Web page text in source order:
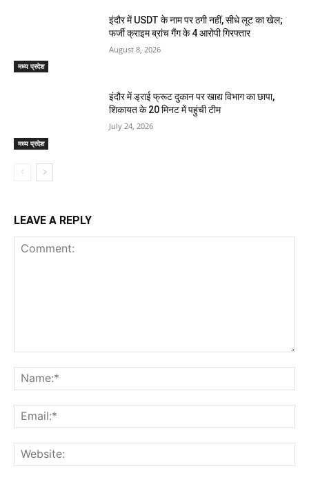
मध्य प्रदेश
इंदौर में USDT के नाम पर ठगी नहीं, सीधे लूट का खेल;
फर्जी क्राइम ब्रांच गैंग के 4 आरोपी गिरफ्तार
August 8, 2026
मध्य प्रदेश
इंदौर में ड्राई फ्रूट दुकान पर खाद्य विभाग का छापा,
शिकायत के 20 मिनट में पहुंची टीम
July 24, 2026
LEAVE A REPLY